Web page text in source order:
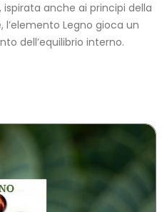
anche ai principi della
Legno gioca un
dell’equilibrio interno.